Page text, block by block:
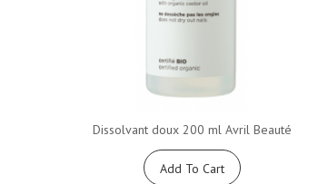
Dissolvant doux 200 ml Avril Beauté
Add To Cart